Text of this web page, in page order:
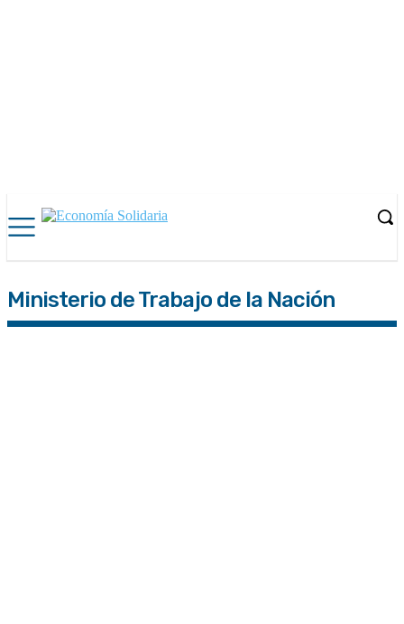
Ministerio de Trabajo de la Nación